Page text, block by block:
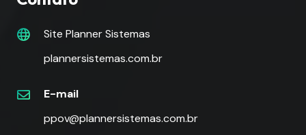
Site Planner Sistemas
plannersistemas.com.br
E-mail
ppov@plannersistemas.com.br